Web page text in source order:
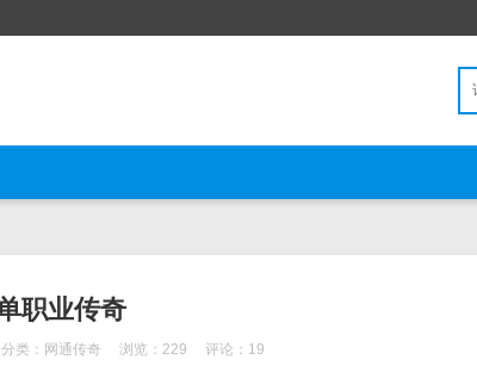
职业传奇
分类： 网通传奇 浏览：229 评论：19